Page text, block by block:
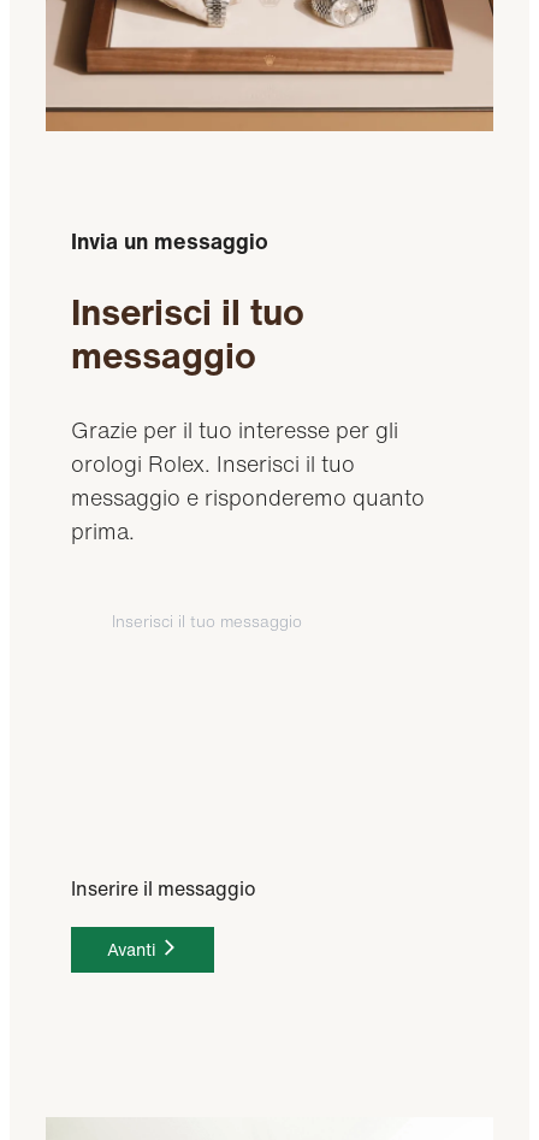
Invia un messaggio
Inserisci il tuo
messaggio
Grazie per il tuo interesse per gli
orologi Rolex. Inserisci il tuo
messaggio e risponderemo quanto
prima.
Inserire il messaggio
Avanti